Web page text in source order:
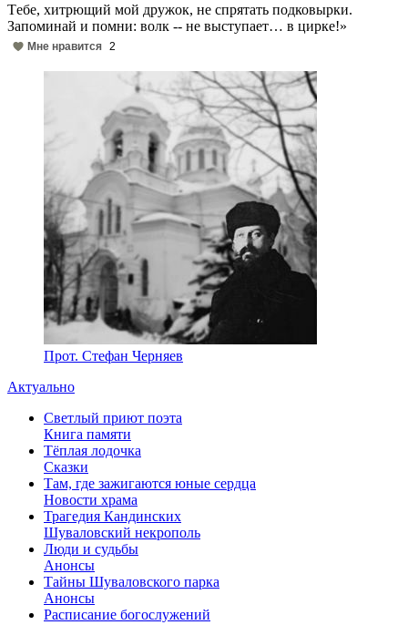
Tебе, хитрющий мой дружок, не спрятать подковырки.
Запоминай и помни: вoлк -- не выступaет… в цирке!»
Мне нравится 2
Прот. Стефан Черняев
Актуально
Светлый приют поэта
Книга памяти
Тёплая лодочка
Сказки
Там, где зажигаются юные сердца
Новости храма
Трагедия Кандинских
Шуваловский некрополь
Люди и судьбы
Анонсы
Тайны Шуваловского парка
Анонсы
Расписание богослужений